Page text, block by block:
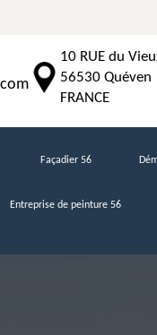
10 RUE du
56530 Quéven
FRANCE
Façadier 56
Entreprise de peinture 56